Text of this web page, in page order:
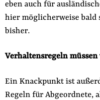
eben auch für
hier möglicherweise bald
bisher.
Verhaltensregeln müssen
Ein Knackpunkt ist
Regeln für Abgeordnete,